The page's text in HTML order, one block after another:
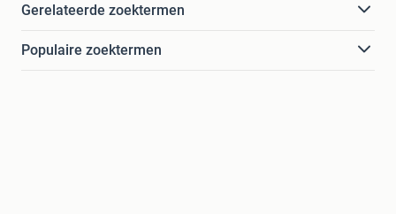
Gerelateerde zoektermen
Populaire zoektermen